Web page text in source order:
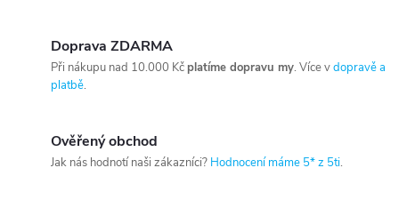
Doprava ZDARMA
Při nákupu nad 10.000 Kčplatíme dopravu my. Více vdopravě a
platbě.
Ověřený obchod
Jak nás hodnotí naši zákazníci? Hodnocení máme 5* z 5ti.